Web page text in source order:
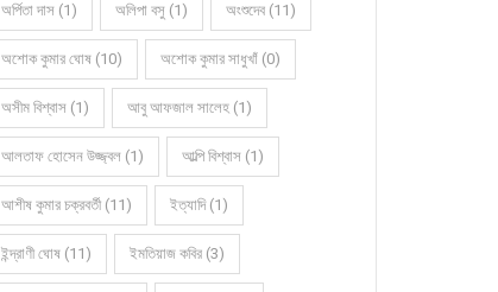
অর্পিতা দাস (1) অলিপা বসু (1) অংশুদেব (11)
অশোক কুমার ঘোষ (10) অশোক কুমার সাধুখাঁ (0)
অসীম বিশ্বাস (1) আবু আফজাল সালেহ (1)
আলতাফ হোসেন উজ্জ্বল (1) আল্পি বিশ্বাস (1)
আশীষ কুমার চক্রবর্তী (11) ইত্যাদি (1)
ইন্দ্রাণী ঘোষ (11) ইমতিয়াজ কবির (3)